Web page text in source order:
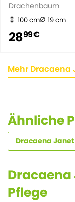
Drachenbaum
100 cm 19 cm
2899 €
Mehr Dracaena
Ähnliche
Dracaena
Dracaena
Pflege